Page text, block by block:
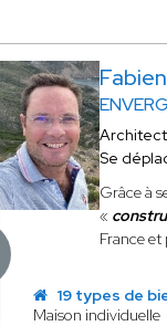
Se
Grâce à
«
France
19 types de
Maison individuelle